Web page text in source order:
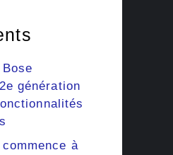
génération
à